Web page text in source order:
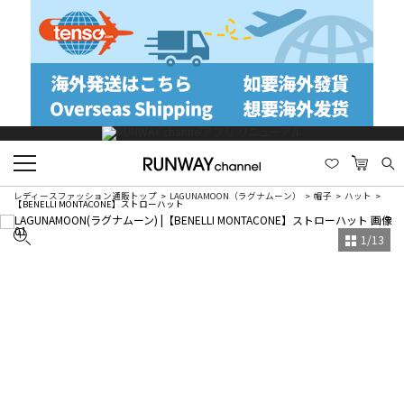
レディースファッション通販トップ LAGUNAMOON（ラグナムーン） 帽子 ハット
【BENELLI MONTACONE】ストローハット
1 /13